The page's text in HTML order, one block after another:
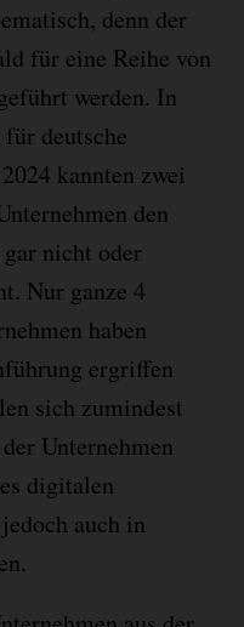
denn der
für eine Reihe von
werden. In
deutsche
kannten zwei
den
nicht oder
Nur ganze 4
haben
ergriffen
sich zumindest
Unternehmen
digitalen
auch in